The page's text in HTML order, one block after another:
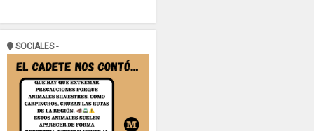
SOCIALES -